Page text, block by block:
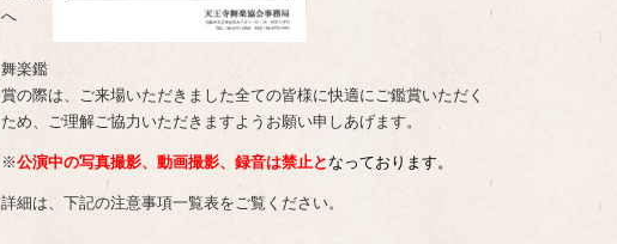
へ
舞楽鑑
賞の際は、ご来場いただきました全ての皆様に快適にご鑑賞いただく
ため、ご理解ご協力いただきますようお願い申しあげます。
※公演中の写真撮影、動画撮影、録音は禁止となっております。
詳細は、下記の注意事項一覧表をご覧ください。